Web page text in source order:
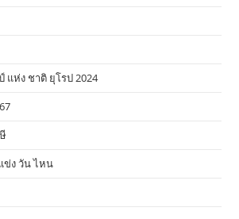
แห่ง ชาติ ยุโรป 2024
ข่ง วัน ไหน